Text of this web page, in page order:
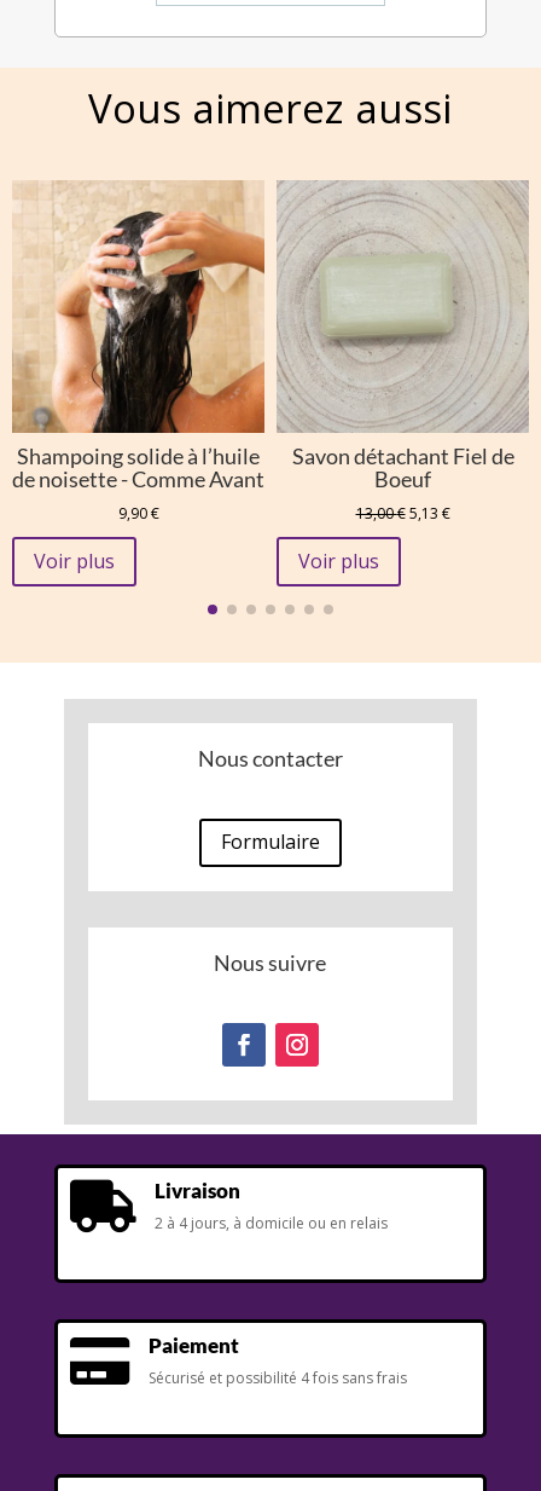
Vous aimerez aussi
Shampoing solide à l’huile
de noisette - Comme Avant
9,90€
Voir plus
Savon détachant Fiel de
Boeuf
13,00€ Le
5,13 €Le
Voir plus
Nous contacter
Formulaire
Nous suivre
 Livraison
2 à 4 jours, à domicile ou en relais
 Paiement
Sécurisé et possibilité 4 fois sans frais